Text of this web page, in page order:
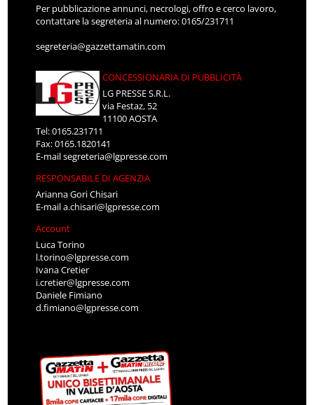
Per pubblicazione annunci, necrologi, offro e cerco lavoro,
contattare la segreteria al numero: 0165/231711
segreteria@gazzettamatin.com
CONCESSIONARIA DI PUBBLICITÀ
LG PRESSE S.R.L.
via Festaz, 52
11100 AOSTA
Tel: 0165.231711
Fax: 0165.1820141
E-mailsegreteria@lgpresse.com
RESPONSABILE DI AGENZIA
Arianna Gori Chisari
E-maila.chisari@lgpresse.com
Account
Luca Torino
l.torino@lgpresse.com
Ivana Cretier
i.cretier@lgpresse.com
Daniele Fimiano
d.fimiano@lgpresse.com